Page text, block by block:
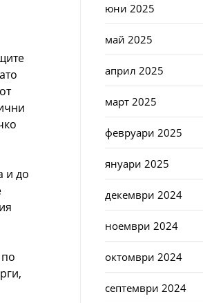
и до
юни 2025
май 2025
април 2025
март 2025
февруари 2025
януари 2025
декември 2024
ноември 2024
октомври 2024
септември 2024